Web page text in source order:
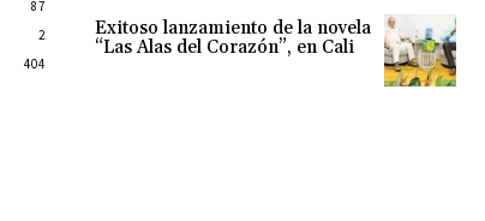
87
2
404
Exitoso lanzamiento de la novela
“Las Alas del Corazón”, en Cali